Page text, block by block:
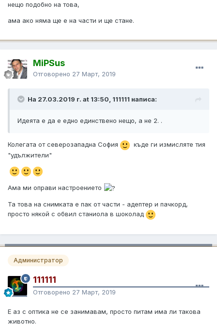
нещо подобно на това,
ама ако няма ще е на части и ще стане.
MiPSus
Отговорено 27 Март, 2019
На 27.03.2019 г. at 13:50, 111111 написа:
Идеята е да е едно единствено нещо, а не 2. .
Колегата от северозападна София
къде ги измисляте тия
"удължители"
Ама ми оправи настроението
Та това на снимката е пак от части - адептер и пачкорд,
просто някой с обвил станиола в шоколад
Администратор
111111
Отговорено 27 Март, 2019
Е аз с оптика не се занимавам, просто питам има ли такова
животно.